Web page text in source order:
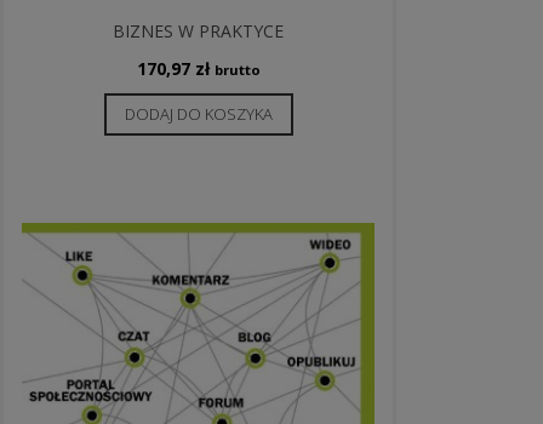
BIZNES W PRAKTYCE
170,97 zł brutto
DODAJ DO KOSZYKA